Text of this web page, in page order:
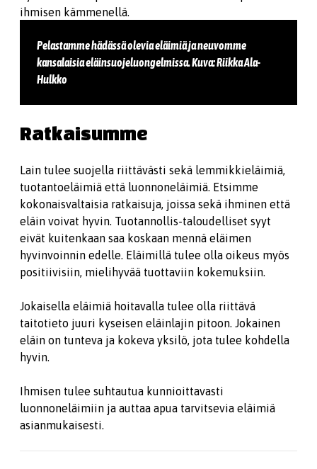
Pelastamme hädässä olevia eläimiä ja neuvomme
kansalaisia eläinsuojeluongelmissa. Kuva: Riikka Ala-
Hulkko
Ratkaisumme
Lain tulee suojella riittävästi sekä lemmikkieläimiä,
tuotantoeläimiä että luonnoneläimiä. Etsimme
kokonaisvaltaisia ratkaisuja, joissa sekä ihminen että
eläin voivat hyvin. Tuotannollis-taloudelliset syyt
eivät kuitenkaan saa koskaan mennä eläimen
hyvinvoinnin edelle. Eläimillä tulee olla oikeus myös
positiivisiin, mielihyvää tuottaviin kokemuksiin.
Jokaisella eläimiä hoitavalla tulee olla riittävä
taitotieto juuri kyseisen eläinlajin pitoon. Jokainen
eläin on tunteva ja kokeva yksilö, jota tulee kohdella
hyvin.
Ihmisen tulee suhtautua kunnioittavasti
luonnoneläimiin ja auttaa apua tarvitsevia eläimiä
asianmukaisesti.